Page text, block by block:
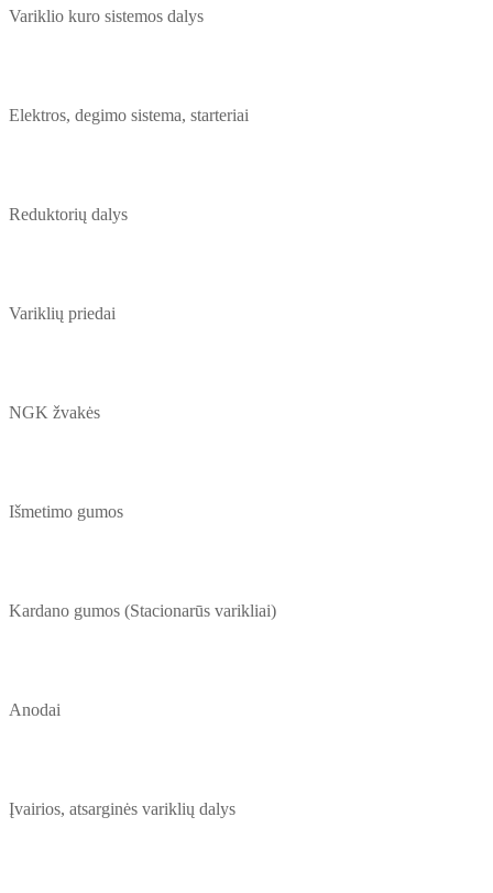
Variklio kuro sistemos dalys
Elektros, degimo sistema, starteriai
Reduktorių dalys
Variklių priedai
NGK žvakės
Išmetimo gumos
Kardano gumos (Stacionarūs varikliai)
Anodai
Įvairios, atsarginės variklių dalys